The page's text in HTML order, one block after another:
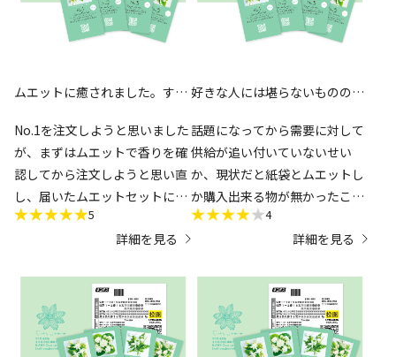
ムエットに癒されました。すご
No.1を注文しようと思いました
が、まずはムエットで香りを確
認してから注文しようと思い直
し、届いたムエットセットに癒
されました(^^)
やっぱり、実際に香りを試せて
ただ、その時は在庫があったの
に、ムエットセットが届いた時
点で、もう香水もアロマオイル
も売り切れてしまっていたのが
5
詳細を見る
好きな人には堪らないものの、
話題になってから需要に対して
供給が追い付いていないせい
か、現状だと紙袋とムエットし
か購入出来る物が無かったこ
と、製品だとそれなりの値段が
するので違いを知るのにちょう
そもそもジャスミンの香りが好
きなので基本的には満足してい
ます。難癖を付ける訳ではなく
4
詳細を見る